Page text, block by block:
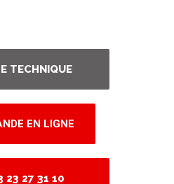
TECHNIQUE
EN LIGNE
23 27 31 10